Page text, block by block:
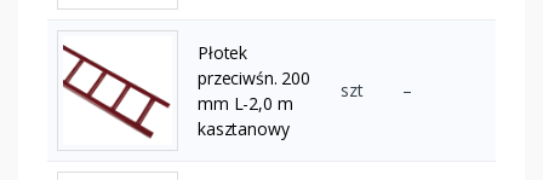
Płotek
przeciwśn. 200
mm L-2,0 m
kasztanowy
szt –